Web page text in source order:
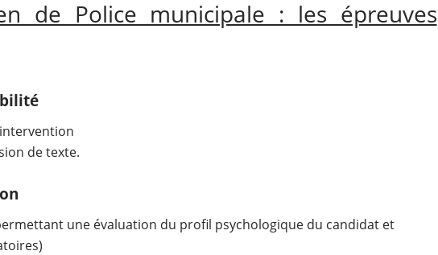
de Police municipale : les épreuves
de texte.
une évaluation du profil psychologique du candidat et